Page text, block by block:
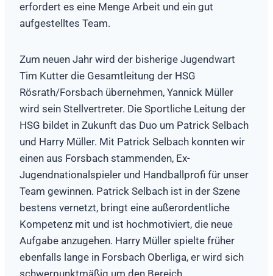
erfordert es eine Menge Arbeit und ein gut
aufgestelltes Team.
Zum neuen Jahr wird der bisherige Jugendwart
Tim Kutter die Gesamtleitung der HSG
Rösrath/Forsbach übernehmen, Yannick Müller
wird sein Stellvertreter. Die Sportliche Leitung der
HSG bildet in Zukunft das Duo um Patrick Selbach
und Harry Müller. Mit Patrick Selbach konnten wir
einen aus Forsbach stammenden, Ex-
Jugendnationalspieler und Handballprofi für unser
Team gewinnen. Patrick Selbach ist in der Szene
bestens vernetzt, bringt eine außerordentliche
Kompetenz mit und ist hochmotiviert, die neue
Aufgabe anzugehen. Harry Müller spielte früher
ebenfalls lange in Forsbach Oberliga, er wird sich